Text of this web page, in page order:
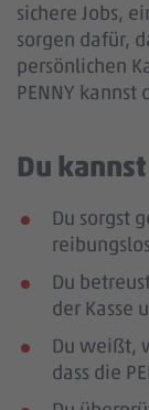
sichere Jobs,
sorgen dafür,
persönlichen
PENNY
Du
Du sorgst
Du
der Kasse
Du weißt,
dass die